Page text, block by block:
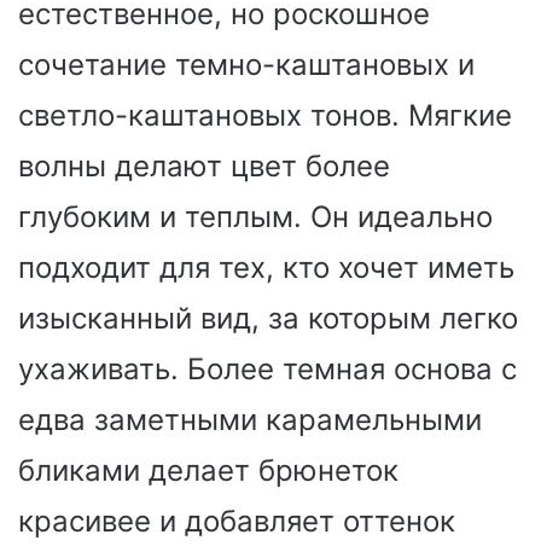
естественное, но роскошное
сочетание темно-каштановых и
светло-каштановых тонов. Мягкие
волны делают цвет более
глубоким и теплым. Он идеально
подходит для тех, кто хочет иметь
изысканный вид, за которым легко
ухаживать. Более темная основа с
едва заметными карамельными
бликами делает брюнеток
красивее и добавляет оттенок